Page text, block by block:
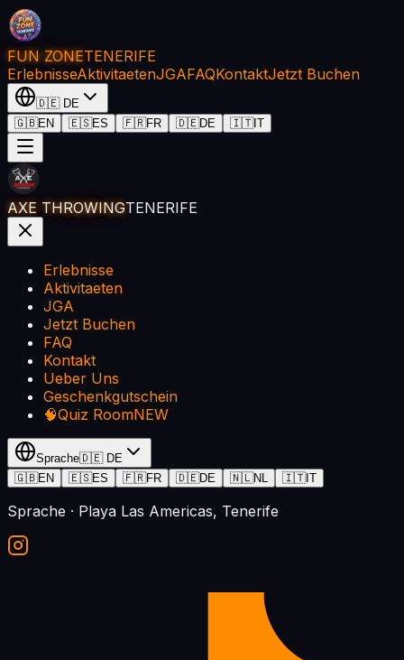
FUN ZONETENERIFE
ErlebnisseAktivitaetenJGAFAQKontaktJetzt Buchen
🇩🇪 DE
🇬🇧EN 🇪🇸ES 🇫🇷FR 🇩🇪DE 🇮🇹IT
AXE THROWINGTENERIFE
Erlebnisse
Aktivitaeten
JGA
Jetzt Buchen
FAQ
Kontakt
Ueber Uns
Geschenkgutschein
🧠Quiz RoomNEW
Sprache🇩🇪 DE
🇬🇧EN 🇪🇸ES 🇫🇷FR 🇩🇪DE 🇳🇱NL 🇮🇹IT
Sprache · Playa Las Americas, Tenerife